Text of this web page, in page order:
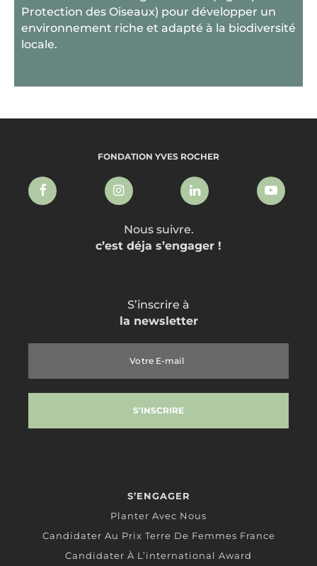
Protection des Oiseaux) pour développer un
environnement riche et adapté à la biodiversité
locale.
FONDATION YVES ROCHER
Nous suivre.
c’est déja s’engager !
S’inscrire à
la newsletter
S’ENGAGER
Planter Avec Nous
Candidater Au Prix Terre De Femmes France
Candidater À L’international Award